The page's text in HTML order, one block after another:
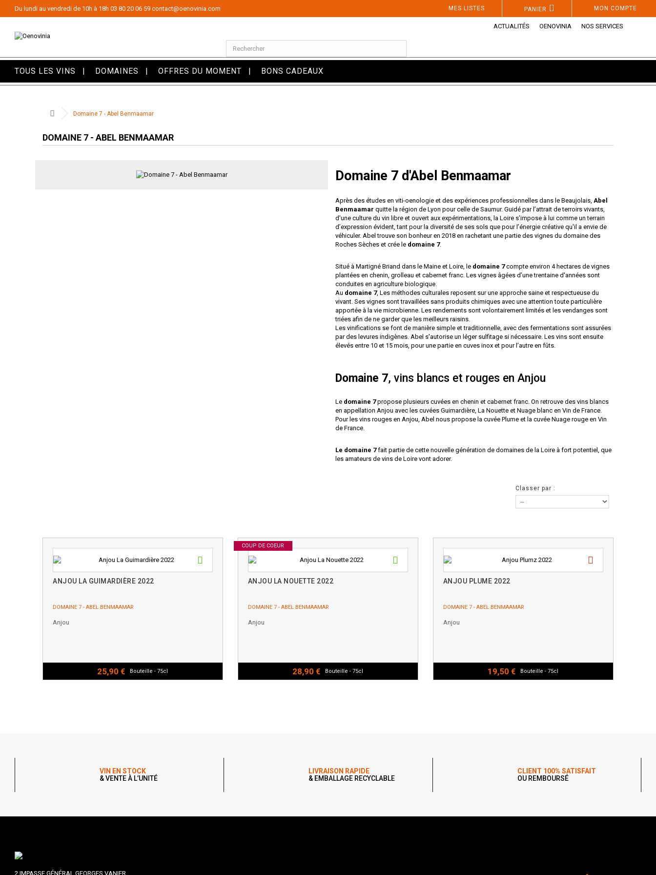
MON COMPTE
PANIER
MES LISTES
Du lundi au vendredi de 10h à 18h 03 80 20 06 59 contact@oenovinia.com
ACTUALITÉS OENOVINIA NOS SERVICES
TOUS LES VINS DOMAINES OFFRES DU MOMENT BONS CADEAUX
Domaine 7 - Abel Benmaamar
DOMAINE 7 - ABEL BENMAAMAR
Domaine 7 d'Abel Benmaamar
Après des études en viti-oenologie et des expériences professionnelles dans le Beaujolais, Abel
Benmaamar quitte la région de Lyon pour celle de Saumur. Guidé par l’attrait de terroirs vivants,
d'une culture du vin libre et ouvert aux expérimentations, la Loire s’impose à lui comme un terrain
d’expression évident, tant pour la diversité de ses sols que pour l’énergie créative qu'il a envie de
véhiculer. Abel trouve son bonheur en 2018 en rachetant une partie des vignes du domaine des
Roches Sèches et crée le domaine 7.
Situé à Martigné Briand dans le Maine et Loire, le domaine 7compte environ 4 hectares de vignes
plantées en chenin, grolleau et cabernet franc. Les vignes âgées d’une trentaine d'années sont
conduites en agriculture biologique.
Au domaine 7, Les méthodes culturales reposent sur une approche saine et respectueuse du
vivant. Ses vignes sont travaillées sans produits chimiques avec une attention toute particulière
apportée à la vie microbienne. Les rendements sont volontairement limités et les vendanges sont
triées afin de ne garder que les meilleurs raisins.
Les vinifications se font de manière simple et traditionnelle, avec des fermentations sont assurées
par des levures indigènes. Abel s'autorise un léger sulfitage si nécessaire. Les vins sont ensuite
élevés entre 10 et 15 mois, pour une partie en cuves inox et pour l’autre en fûts.
Domaine 7, vins blancs et rouges en Anjou
Le domaine 7propose plusieurs cuvées en chenin et cabernet franc. On retrouve des vins blancs
en appellation Anjou avec les cuvées Guimardière, La Nouette et Nuage blanc en Vin de France.
Pour les vins rouges en Anjou, Abel nous propose la cuvée Plume et la cuvée Nuage rouge en Vin
de France.
Le domaine 7fait partie de cette nouvelle génération de domaines de la Loire à fort potentiel, que
les amateurs de vins de Loire vont adorer.
Classer par :
ANJOU LA GUIMARDIÈRE 2022
DOMAINE 7 - ABEL BENMAAMAR
Anjou
25,90 € Bouteille - 75cl
COUP DE COEUR
ANJOU LA NOUETTE 2022
DOMAINE 7 - ABEL BENMAAMAR
Anjou
28,90 € Bouteille - 75cl
ANJOU PLUME 2022
DOMAINE 7 - ABEL BENMAAMAR
Anjou
19,50 € Bouteille - 75cl
VIN EN STOCK
& VENTE À L’UNITÉ
LIVRAISON RAPIDE
& EMBALLAGE RECYCLABLE
CLIENT 100% SATISFAIT
OU REMBOURSÉ
2 IMPASSE GÉNÉRAL GEORGES VANIER
Panneau de gestion des cookies